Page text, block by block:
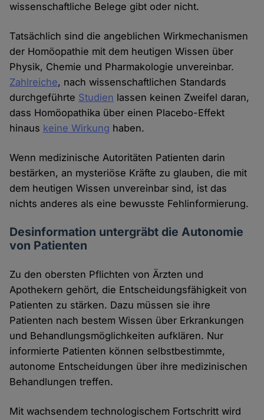
wissenschaftliche Belege gibt oder nicht.
Tatsächlich sind die angeblichen Wirkmechanismen
der Homöopathie mit dem heutigen Wissen über
Physik, Chemie und Pharmakologie unvereinbar.
Zahlreiche, nach wissenschaftlichen Standards
durchgeführte Studien lassen keinen Zweifel daran,
dass Homöopathika über einen Placebo-Effekt
hinaus keine Wirkung haben.
Wenn medizinische Autoritäten Patienten darin
bestärken, an mysteriöse Kräfte zu glauben, die mit
dem heutigen Wissen unvereinbar sind, ist das
nichts anderes als eine bewusste Fehlinformierung.
Desinformation untergräbt die Autonomie
von Patienten
Zu den obersten Pflichten von Ärzten und
Apothekern gehört, die Entscheidungsfähigkeit von
Patienten zu stärken. Dazu müssen sie ihre
Patienten nach bestem Wissen über Erkrankungen
und Behandlungsmöglichkeiten aufklären. Nur
informierte Patienten können selbstbestimmte,
autonome Entscheidungen über ihre medizinischen
Behandlungen treffen.
Mit wachsendem technologischem Fortschritt wird